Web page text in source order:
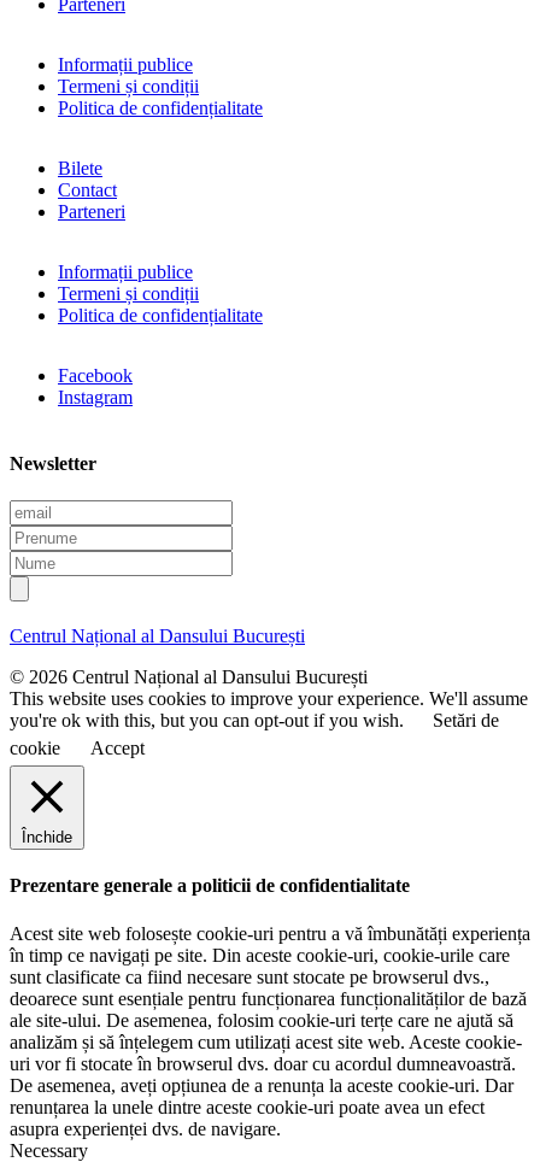
Informații publice
Termeni și condiții
Politica de confidențialitate
Bilete
Contact
Parteneri
Informații publice
Termeni și condiții
Politica de confidențialitate
Facebook
Instagram
Newsletter
E
m
a
i
l
P
r
e
n
m
N
u
m
e
Centrul Național al Dansului București
© 2026 Centrul Național al Dansului București
This website uses cookies to improve your experience. We'll assume
you're ok with this, but you can opt-out if you wish.
Setări de
cookie
Accept
Închide
Prezentare generale a politicii de confidentialitate
Acest site web folosește cookie-uri pentru a vă îmbunătăți experiența
în timp ce navigați pe site. Din aceste cookie-uri, cookie-urile care
sunt clasificate ca fiind necesare sunt stocate pe browserul dvs.,
deoarece sunt esențiale pentru funcționarea funcționalităților de bază
ale site-ului. De asemenea, folosim cookie-uri terțe care ne ajută să
analizăm și să înțelegem cum utilizați acest site web. Aceste cookie-
uri vor fi stocate în browserul dvs. doar cu acordul dumneavoastră.
De asemenea, aveți opțiunea de a renunța la aceste cookie-uri. Dar
renunțarea la unele dintre aceste cookie-uri poate avea un efect
asupra experienței dvs. de navigare.
Necessary